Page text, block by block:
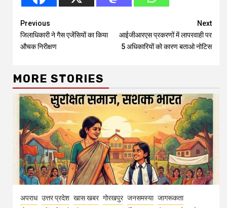
Continue
Reading
Previous
जिलाधिकारी ने गैस एजेंसियों का किया
औचक निरीक्षण
Next
आईजीआरएस प्रकरणों में लापरवाही पर
5 अधिकारियों को कारण बताओ नोटिस
MORE STORIES
अपराध उत्तर प्रदेश खास खबर गोरखपुर जनसमस्या जागरूकता